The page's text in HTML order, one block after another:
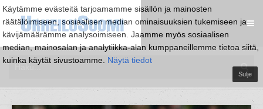
Käytämme evästeitä tarjoamamme sisällön ja mainosten
räätälöimiseen, sosiaalisen median ominaisuuksien tukemiseen ja
kävijämäärämme analysoimiseen. Jaamme myös sosiaalisen
median, mainosalan ja analytiikka-alan kumppaneillemme tietoa siitä,
kuinka käytät sivustoamme. Näytä tiedot
Sulje